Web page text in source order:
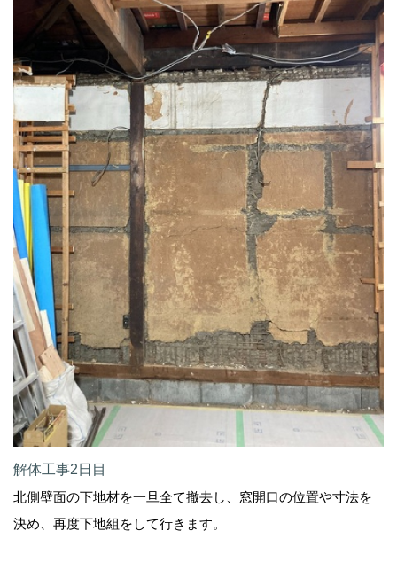
解体工事2日目
北側壁面の下地材を一旦全て撤去し、窓開口の位置や寸法を
決め、再度下地組をして行きます。